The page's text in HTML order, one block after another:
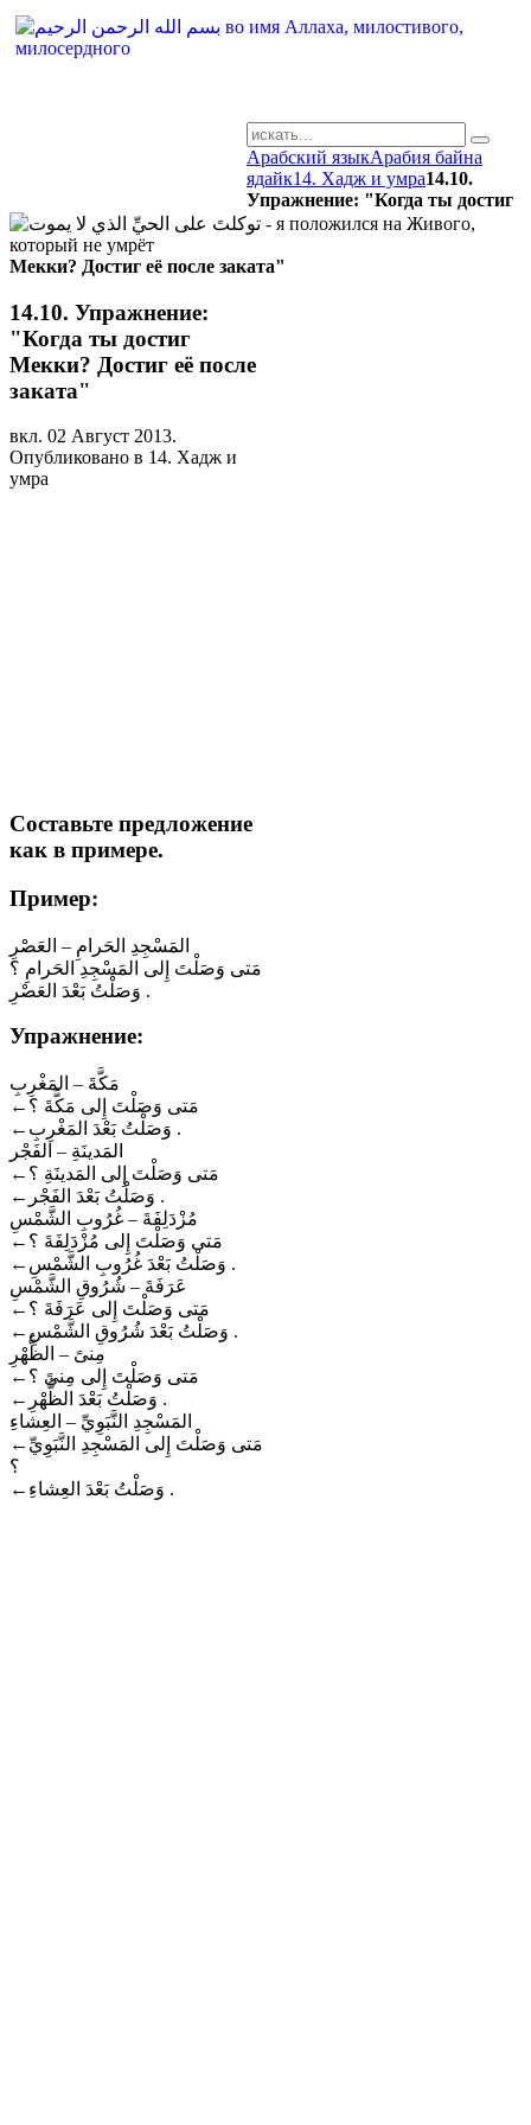
Арабский языкАрабия байна
ядайк14. Хадж и умра14.10.
Упражнение: "Когда ты достиг
Мекки? Достиг её после заката"
14.10. Упражнение:
"Когда ты достиг
Мекки? Достиг её после
заката"
вкл. 02 Август 2013.
Опубликовано в 14. Хадж и
умра
Составьте предложение
как в примере.
Пример:
المَسْجِدِ الحَرامِ – العَصْرِ
مَتى وَصَلْتَ إِلى المَسْجِدِ الحَرامِ ؟
وَصَلْتُ بَعْدَ العَصْرِ .
Упражнение:
مَكَّةَ – المَغْرِبِ
← مَتى وَصَلْتَ إِلى مَكَّةَ ؟
←
وَصَلْتُ بَعْدَ المَغْرِبِ .
المَدينَةِ – الفَجْر
← مَتى وَصَلْتَ إِلى المَدينَةِ ؟
←
وَصَلْتُ بَعْدَ الفَجْر .
مُزْدَلِفَةَ – غُرُوبِ الشَّمْسِ
← مَتى وَصَلْتَ إِلى مُزْدَلِفَةَ ؟
←
وَصَلْتُ بَعْدَ غُرُوبِ الشَّمْسِ .
عَرَفَةَ – شُرُوقِ الشَّمْسِ
← مَتى وَصَلْتَ إِلى عَرَفَةَ ؟
←
وَصَلْتُ بَعْدَ شُرُوقِ الشَّمْسِ .
مِنىً – الظُّهْرِ
← مَتى وَصَلْتَ إِلى مِنىً ؟
←
وَصَلْتُ بَعْدَ الظُّهْرِ .
المَسْجِدِ النَّبَوِيِّ – العِشاءِ
← مَتى وَصَلْتَ إِلى المَسْجِدِ النَّبَوِيِّ
؟
←
وَصَلْتُ بَعْدَ العِشاءِ .